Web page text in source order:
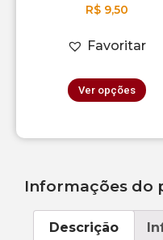
R$9,50
Favoritar
Ver opções
Informações do
Descrição